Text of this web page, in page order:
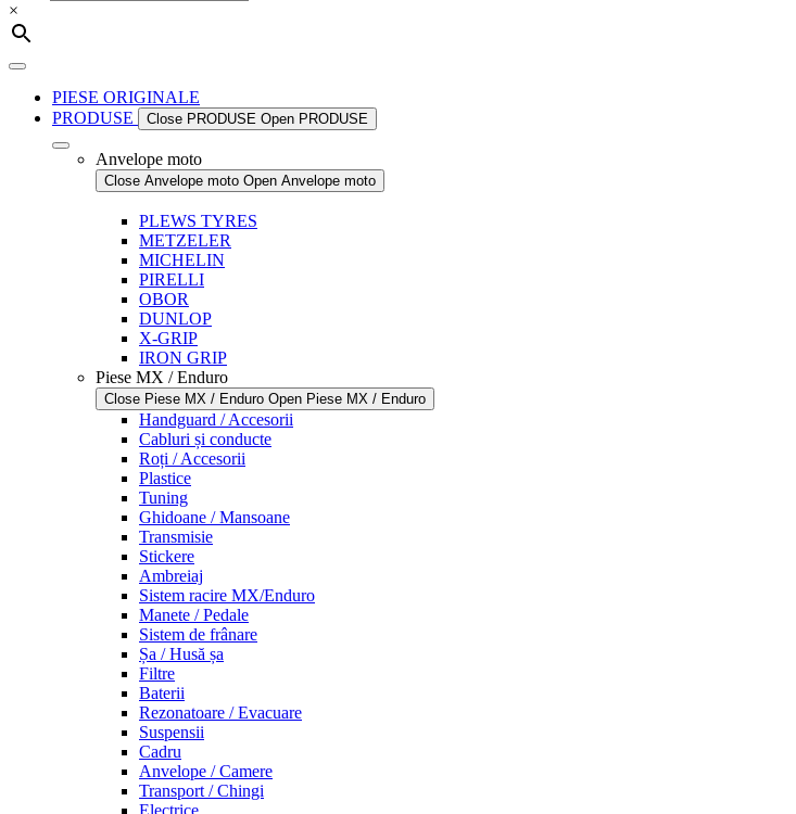
×
PIESE ORIGINALE
PRODUSE
Close PRODUSE Open PRODUSE
Anvelope moto
Close Anvelope moto Open Anvelope moto
PLEWS TYRES
METZELER
MICHELIN
PIRELLI
OBOR
DUNLOP
X-GRIP
IRON GRIP
Piese MX / Enduro
Close Piese MX / Enduro Open Piese MX / Enduro
Handguard / Accesorii
Cabluri și conducte
Roți / Accesorii
Plastice
Tuning
Ghidoane / Mansoane
Transmisie
Stickere
Ambreiaj
Sistem racire MX/Enduro
Manete / Pedale
Sistem de frânare
Șa / Husă șa
Filtre
Baterii
Rezonatoare / Evacuare
Suspensii
Cadru
Anvelope / Camere
Transport / Chingi
Electrice